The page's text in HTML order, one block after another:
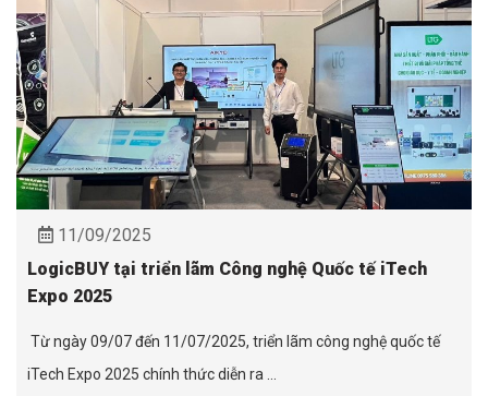
11/09/2025
LogicBUY tại triển lãm Công nghệ Quốc tế iTech
Expo 2025
Từ ngày 09/07 đến 11/07/2025, triển lãm công nghệ quốc tế
iTech Expo 2025 chính thức diễn ra ...